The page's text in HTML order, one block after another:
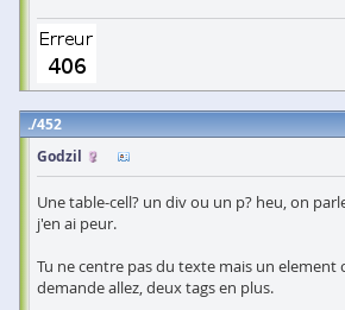
452
Godzil
Une table-cell? un div ou un p? heu, on
j'en ai peur.
Tu ne centre pas du texte mais un element
demande allez, deux tags en plus.